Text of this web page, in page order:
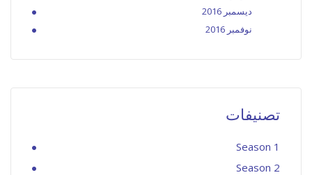
ديسمبر 2016
نوفمبر 2016
تصنيفات
Season 1
Season 2